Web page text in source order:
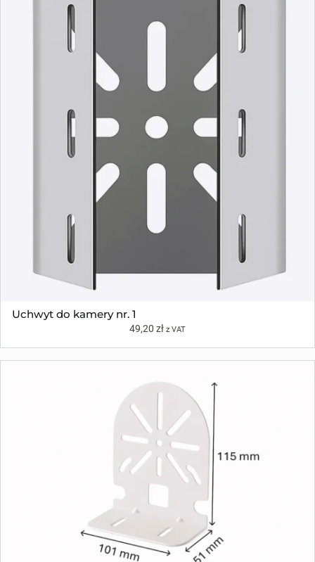
Uchwyt do kamery nr. 1
49,20 zł z VAT